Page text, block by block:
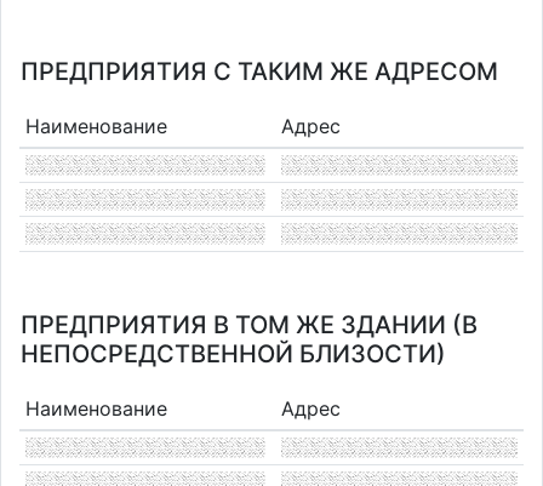
ПРЕДПРИЯТИЯ С ТАКИМ ЖЕ АДРЕСОМ
Наименование Адрес
ПРЕДПРИЯТИЯ В ТОМ ЖЕ ЗДАНИИ (В
НЕПОСРЕДСТВЕННОЙ БЛИЗОСТИ)
Наименование Адрес